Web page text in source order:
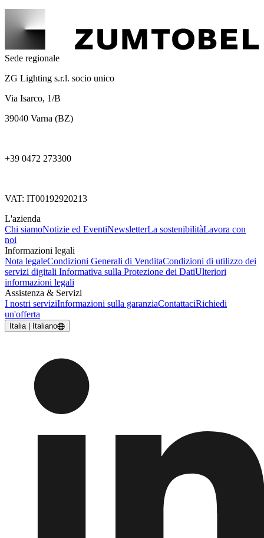
Sede regionale
ZG Lighting s.r.l. socio unico
Via Isarco, 1/B
39040 Varna (BZ)
+39 0472 273300
VAT: IT00192920213
L'azienda
Chi siamoNotizie ed EventiNewsletterLa sostenibilitàLavora con
noi
Informazioni legali
Nota legaleCondizioni Generali di VenditaCondizioni di utilizzo dei
servizi digitali Informativa sulla Protezione dei DatiUlteriori
informazioni legali
Assistenza & Servizi
I nostri serviziInformazioni sulla garanziaContattaciRichiedi
un'offerta
Italia | Italiano